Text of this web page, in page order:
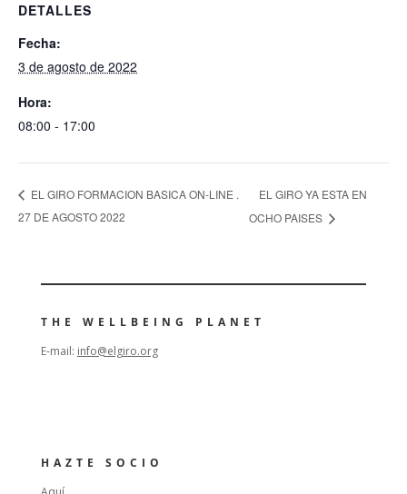
DETALLES
Fecha:
3 de agosto de 2022
Hora:
08:00 - 17:00
EL GIRO FORMACION BASICA ON-LINE .
27 DE AGOSTO 2022
EL GIRO YA ESTA EN
OCHO PAISES
THE WELLBEING PLANET
E-mail: info@elgiro.org
HAZTE SOCIO